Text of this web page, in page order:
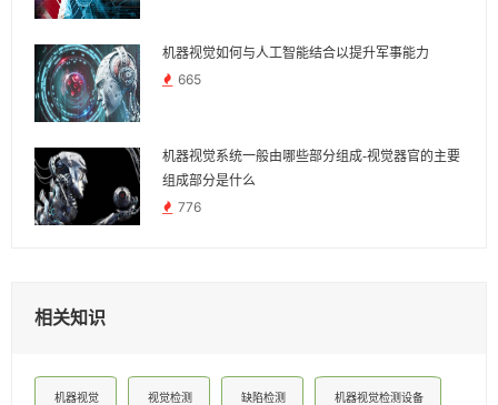
机器视觉如何与人工智能结合以提升军事能力
665
机器视觉系统一般由哪些部分组成-视觉器官的主要
组成部分是什么
776
相关知识
机器视觉 视觉检测 缺陷检测 机器视觉检测设备